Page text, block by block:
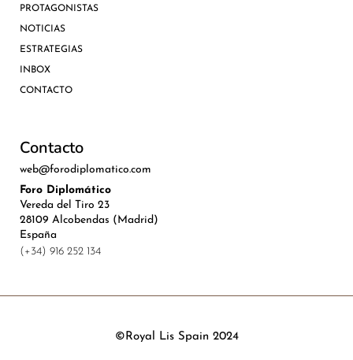
PROTAGONISTAS
NOTICIAS
ESTRATEGIAS
INBOX
CONTACTO
Contacto
web@forodiplomatico.com
Foro Diplomático
Vereda del Tiro 23
28109 Alcobendas (Madrid)
España
(+34) 916 252 134
©Royal Lis Spain 2024